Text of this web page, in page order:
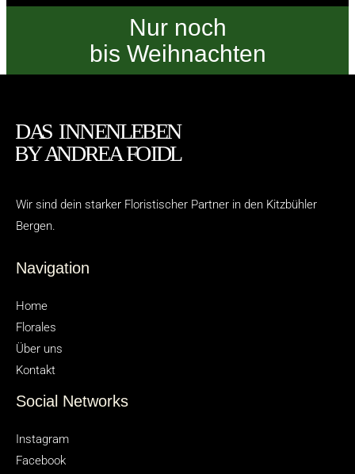
Nur noch
bis Weihnachten
Wir sind dein starker Floristischer Partner in den Kitzbühler
Bergen.
Navigation
Home
Florales
Über uns
Kontakt
Social Networks
Instagram
Facebook